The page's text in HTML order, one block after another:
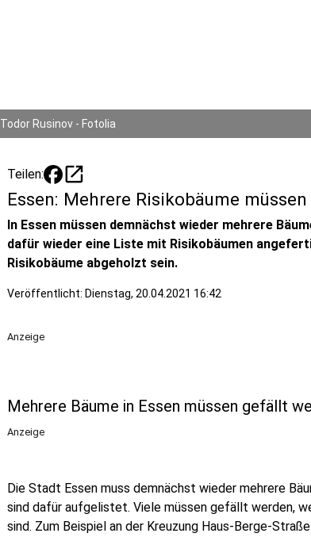
Todor Rusinov - Fotolia
Teilen: open_in_new
Essen: Mehrere Risikobäume
In Essen müssen demnächst wieder mehrere
dafür wieder eine Liste mit Risikobäumen
Risikobäume abgeholzt sein.
Veröffentlicht: Dienstag, 20.04.2021 16:42
Anzeige
Mehrere Bäume in Essen müssen gefällt
Anzeige
Die Stadt Essen muss demnächst wieder mehrere
sind dafür aufgelistet. Viele müssen gefällt werden,
sind. Zum Beispiel an der Kreuzung Haus-Berge-